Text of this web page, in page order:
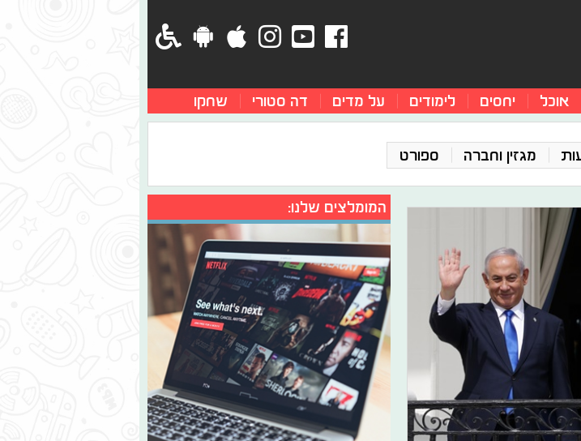
אוכל יחסים לימודים על מדים דה סטורי שחקו
מגזין וחברה ספורט
המומלצים שלנו: